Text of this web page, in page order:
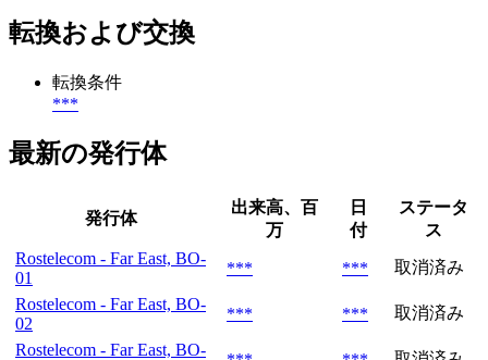
転換および交換
転換条件
***
最新の発行体
発行体
出来高、百
万
日
付
ステータ
ス
Rostelecom - Far East, BO-
01
*** ***
取消済み
Rostelecom - Far East, BO-
02
*** ***
取消済み
Rostelecom - Far East, BO-